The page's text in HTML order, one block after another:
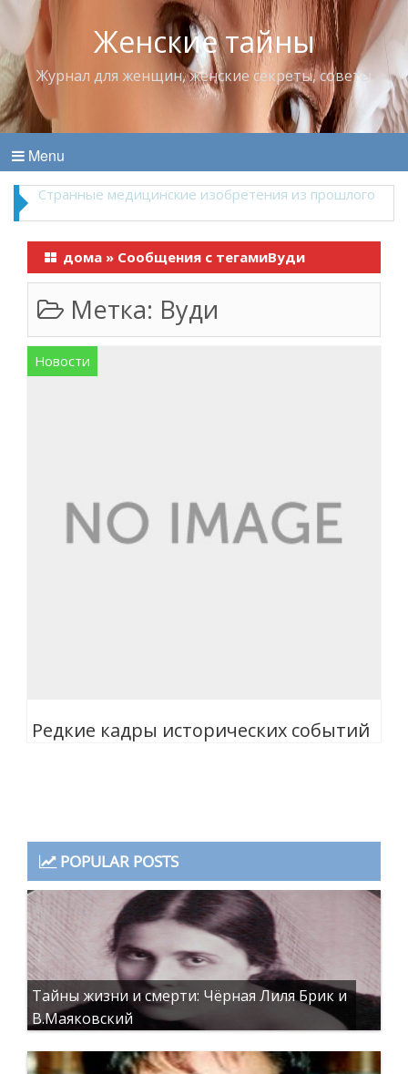
Женские тайны
Журнал для женщин, женские секреты, советы
Menu
Что пить в жару
дома » Сообщения с тегамиВуди
Метка: Вуди
Новости
Редкие кадры исторических событий
POPULAR POSTS
Тайны жизни и смерти: Чёрная Лиля Брик и
В.Маяковский